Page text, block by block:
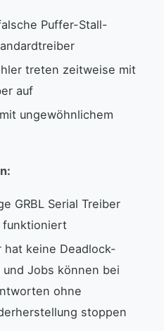
Puffer-Stall-
treten zeitweise mit
auf
ungewöhnlichem
GRBL Serial Treiber
funktioniert
hat keine Deadlock-
Jobs können bei
ohne
stoppen